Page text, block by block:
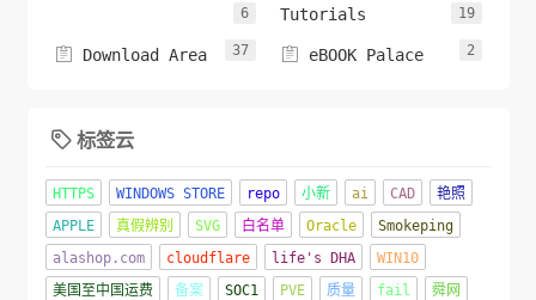
6
Tutorials
19
 Download Area 37  eBOOK Palace 2
 标签云
HTTPS WINDOWS STORE repo 小新 ai CAD
艳照
APPLE
真假辨别 SVG 白名单 Oracle
Smokeping
alashop.com
cloudflare life's DHA
WIN10
美国至中国运费
备案 SOC1 PVE 质量 fail
舜网